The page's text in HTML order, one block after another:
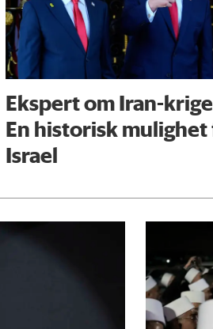
Ekspert om Iran-
En historisk
Israel